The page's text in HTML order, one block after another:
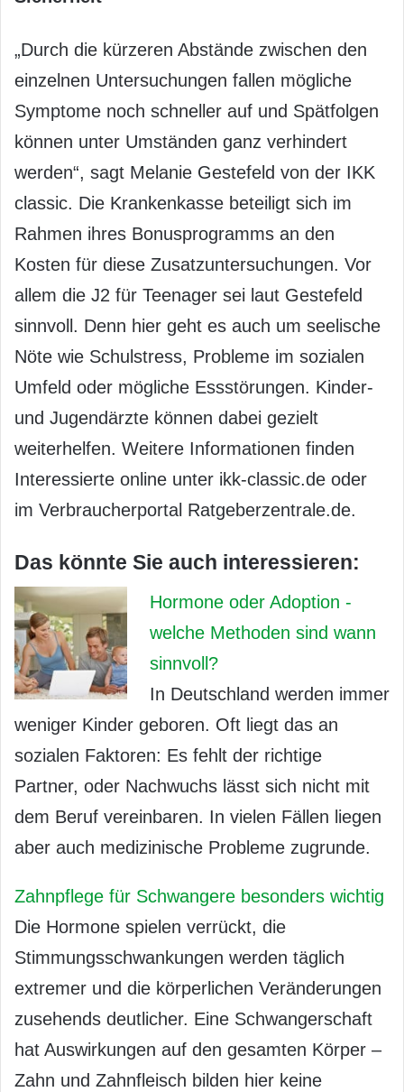
„Durch die kürzeren Abstände zwischen den
einzelnen Untersuchungen fallen mögliche
Symptome noch schneller auf und Spätfolgen
können unter Umständen ganz verhindert
werden“, sagt Melanie Gestefeld von der IKK
classic. Die Krankenkasse beteiligt sich im
Rahmen ihres Bonusprogramms an den
Kosten für diese Zusatzuntersuchungen. Vor
allem die J2 für Teenager sei laut Gestefeld
sinnvoll. Denn hier geht es auch um seelische
Nöte wie Schulstress, Probleme im sozialen
Umfeld oder mögliche Essstörungen. Kinder-
und Jugendärzte können dabei gezielt
weiterhelfen. Weitere Informationen finden
Interessierte online unter ikk-classic.de oder
im Verbraucherportal Ratgeberzentrale.de.
Das könnte Sie auch interessieren:
Hormone oder Adoption -
welche Methoden sind wann
sinnvoll?
In Deutschland werden immer
weniger Kinder geboren. Oft liegt das an
sozialen Faktoren: Es fehlt der richtige
Partner, oder Nachwuchs lässt sich nicht mit
dem Beruf vereinbaren. In vielen Fällen liegen
aber auch medizinische Probleme zugrunde.
Zahnpflege für Schwangere besonders wichtig
Die Hormone spielen verrückt, die
Stimmungsschwankungen werden täglich
extremer und die körperlichen Veränderungen
zusehends deutlicher. Eine Schwangerschaft
hat Auswirkungen auf den gesamten Körper –
Zahn und Zahnfleisch bilden hier keine